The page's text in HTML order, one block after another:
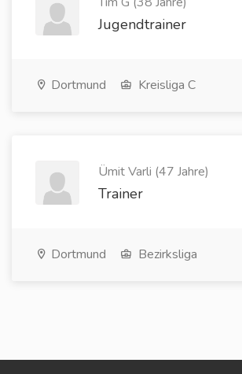
Jugendtrainer
Dortmund Kreisliga C
Ümit Varli (47 Jahre)
Trainer
Dortmund Bezirksliga